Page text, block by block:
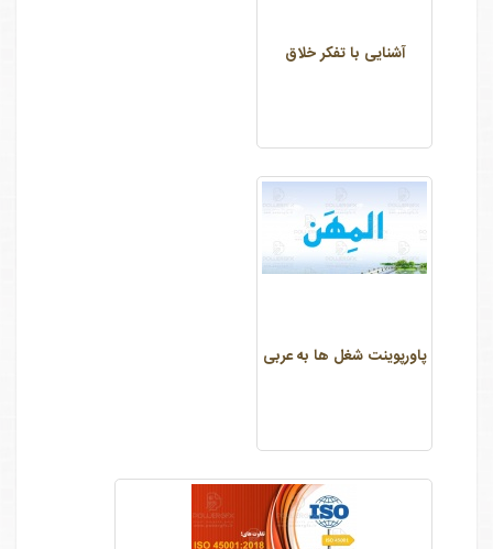
آشنایی با تفکر خلاق
پاورپوینت شغل ها به عربی